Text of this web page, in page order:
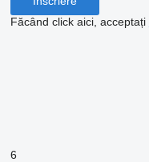
Făcând click aici, acceptați
6